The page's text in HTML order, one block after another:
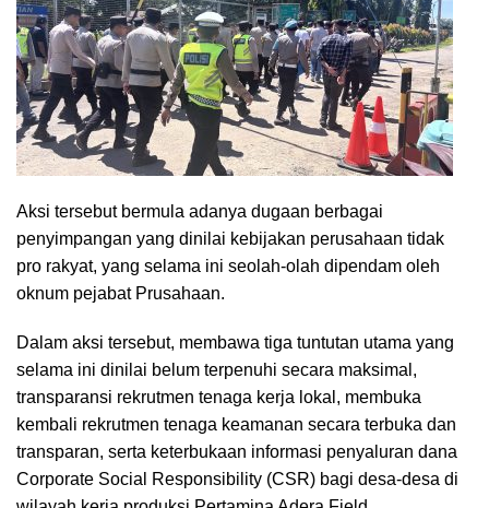
Aksi tersebut bermula adanya dugaan berbagai
penyimpangan yang dinilai kebijakan perusahaan tidak
pro rakyat, yang selama ini seolah-olah dipendam oleh
oknum pejabat Prusahaan.
Dalam aksi tersebut, membawa tiga tuntutan utama yang
selama ini dinilai belum terpenuhi secara maksimal,
transparansi rekrutmen tenaga kerja lokal, membuka
kembali rekrutmen tenaga keamanan secara terbuka dan
transparan, serta keterbukaan informasi penyaluran dana
Corporate Social Responsibility (CSR) bagi desa-desa di